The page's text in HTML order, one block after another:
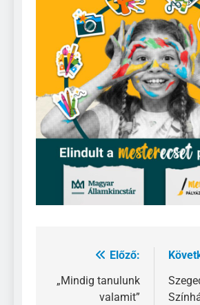
Bejegyzés
navigáció
Előző:
„Mindig tanulunk
valamit”